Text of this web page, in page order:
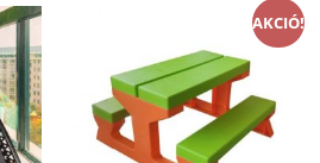
AKCIÓ!